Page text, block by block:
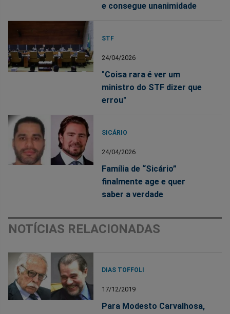
e consegue unanimidade
STF
24/04/2026
"Coisa rara é ver um
ministro do STF dizer que
errou"
SICÁRIO
24/04/2026
Família de “Sicário”
finalmente age e quer
saber a verdade
NOTÍCIAS RELACIONADAS
DIAS TOFFOLI
17/12/2019
Para Modesto Carvalhosa,